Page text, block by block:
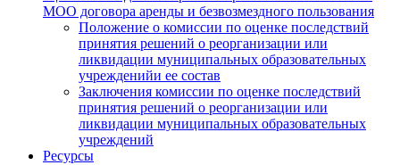
МОО договора аренды и безвозмездного пользования
Положение о комиссии по оценке последствий
принятия решений о реорганизации или
ликвидации муниципальных образовательных
учрежденийи ее состав
Заключения комиссии по оценке последствий
принятия решений о реорганизации или
ликвидации муниципальных образовательных
учреждений
Ресурсы